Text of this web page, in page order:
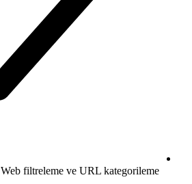
Web filtreleme ve URL kategorileme